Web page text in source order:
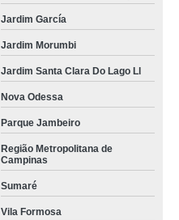
Jardim García
Jardim Morumbi
Jardim Santa Clara Do Lago Ll
Nova Odessa
Parque Jambeiro
Região Metropolitana de
Campinas
Sumaré
Vila Formosa